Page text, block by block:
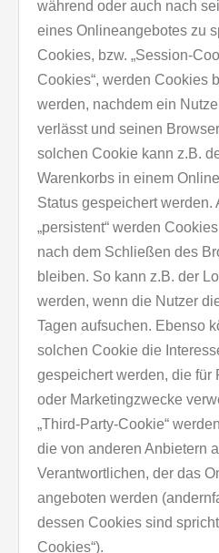
während oder auch nach
eines Onlineangebotes zu
Cookies, bzw. „Session-
Cookies“, werden Cookies
werden, nachdem ein
verlässt und seinen
solchen Cookie kann z.B.
Warenkorbs in einem
Status gespeichert werden.
„persistent“ werden
nach dem Schließen des
bleiben. So kann z.B. der
werden, wenn die Nutzer
Tagen aufsuchen. Ebenso
solchen Cookie die
gespeichert werden, die für
oder Marketingzwecke
„Third-Party-Cookie“
die von anderen Anbietern
Verantwortlichen, der das
angeboten werden
dessen Cookies sind
Cookies“).